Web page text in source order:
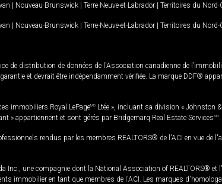
| Nouveau-Brunswick | Terre-Neuve-et-Labrador | Territoires du Nord-
| Nouveau-Brunswick | Terre-Neuve-et-Labrador | Territoires du Nord-
de distribution de données de l'Association canadienne de
et devrait être indépendamment vérifiée. La marque DDF®
immobiliers Royal LePageMD Ltée », incluant sa division « Johnston &
» appartiennent et sont gérés par Bridgemarq Real Estate ServicesMD
rendus par les membres REALTORS® de l'ACI en vue de
Inc., une compagnie dont la National Association of REALTORS®
immobilier en tant que membres de l'ACI. Les marques